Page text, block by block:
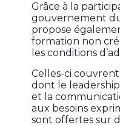
Grâce à la
gouvernement
propose
formation non
les conditions
Celles-ci
dont le
et la
aux besoins
sont offertes sur